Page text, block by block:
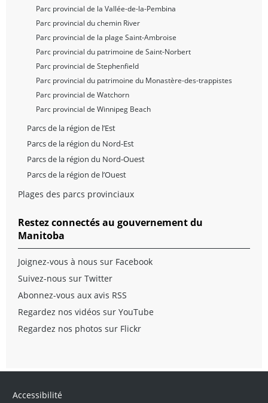
Parc provincial de la Vallée-de-la-Pembina
Parc provincial du chemin River
Parc provincial de la plage Saint-Ambroise
Parc provincial du patrimoine de Saint-Norbert
Parc provincial de Stephenfield
Parc provincial du patrimoine du Monastère-des-trappistes
Parc provincial de Watchorn
Parc provincial de Winnipeg Beach
Parcs de la région de l’Est
Parcs de la région du Nord-Est
Parcs de la région du Nord-Ouest
Parcs de la région de l’Ouest
Plages des parcs provinciaux
Restez connectés au gouvernement du
Manitoba
Joignez-vous à nous sur Facebook
Suivez-nous sur Twitter
Abonnez-vous aux avis RSS
Regardez nos vidéos sur YouTube
Regardez nos photos sur Flickr
Accessibilité